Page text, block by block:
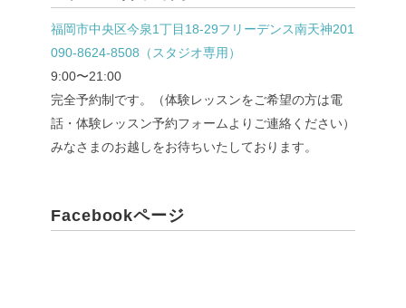
福岡市中央区今泉1丁目18-29フリーデンス南天神201
090-8624-8508（スタジオ専用）
9:00〜21:00
完全予約制です。（体験レッスンをご希望の方は電
話・体験レッスン予約フォームよりご連絡ください）
みなさまのお越しをお待ちいたしております。
Facebookページ